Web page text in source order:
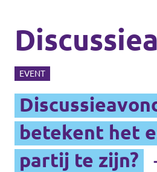
EVENT
betekent het
partij te zijn?